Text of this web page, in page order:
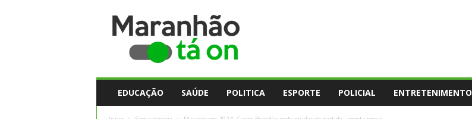
EDUCAÇÃO SAÚDE POLITICA ESPORTE POLICIAL ENTRETENIMENTO